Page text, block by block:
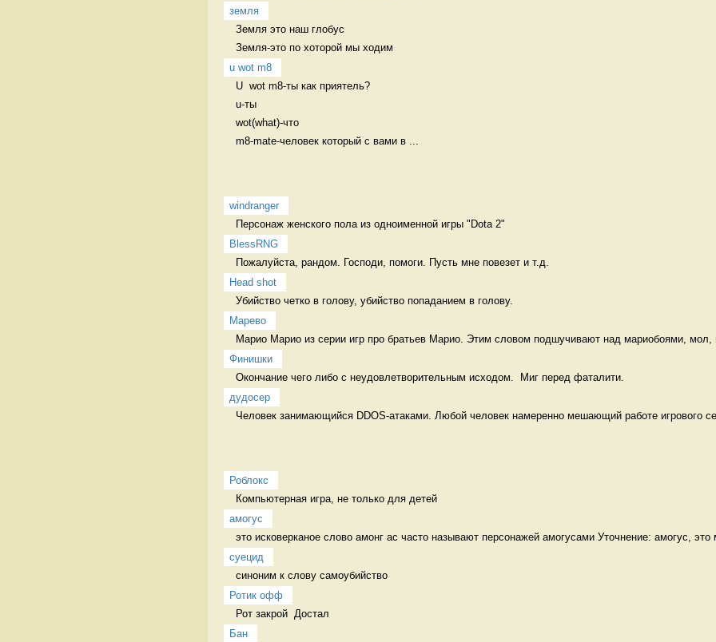
земля
Земля это наш глобус
Земля-это по хоторой мы ходим
u wot m8
U  wot m8-ты как приятель?
u-ты
wot(what)-что
m8-mate-человек который с вами в ...
windranger
Персонаж женского пола из одноименной игры "Dota 2"
BlessRNG
Пожалуйста, рандом. Господи, помоги. Пусть мне повезет и т.д.
Head shot
Убийство четко в голову, убийство попаданием в голову.
Марево
Марио Марио из серии игр про братьев Марио. Этим словом подшучивают над мариобоями, мол,
Финишки
Окончание чего либо с неудовлетворительным исходом.  Миг перед фаталити.
дудосер
Человек занимающийся DDOS-атаками. Любой человек намеренно мешающий работе игрового
Роблокс
Компьютерная игра, не только для детей
амогус
это исковерканое слово амонг ас часто называют персонажей амогусами Уточнение: амогус,
суецид
синоним к слову самоубийство
Ротик офф
Рот закрой  Достал
Бан